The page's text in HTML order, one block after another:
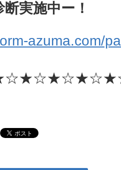
実施中ー！
azuma.com/